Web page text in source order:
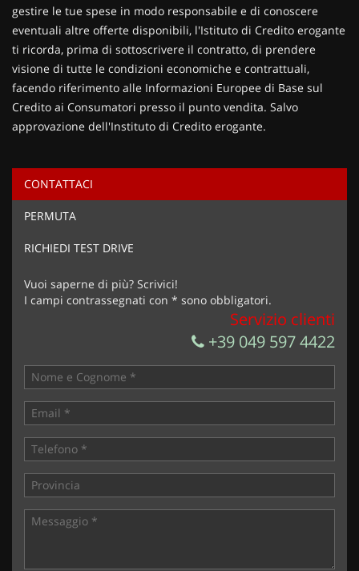
Ho letto e accettol'informativa privacy*
Acconsento al trattamento dei miei dati per finalità di
Invia la tua richiesta
gestire le tue spese in modo responsabile e di conoscere
eventuali altre offerte disponibili, l'Istituto di Credito erogante
ti ricorda, prima di sottoscrivere il contratto, di prendere
visione di tutte le condizioni economiche e contrattuali,
facendo riferimento alle Informazioni Europee di Base sul
Credito ai Consumatori presso il punto vendita. Salvo
approvazione dell'Instituto di Credito erogante.
CONTATTACI
PERMUTA
RICHIEDI TEST DRIVE
Vuoi saperne di più? Scrivici!
I campi contrassegnati con * sono obbligatori.
Servizio clienti
+39 049 597 4422